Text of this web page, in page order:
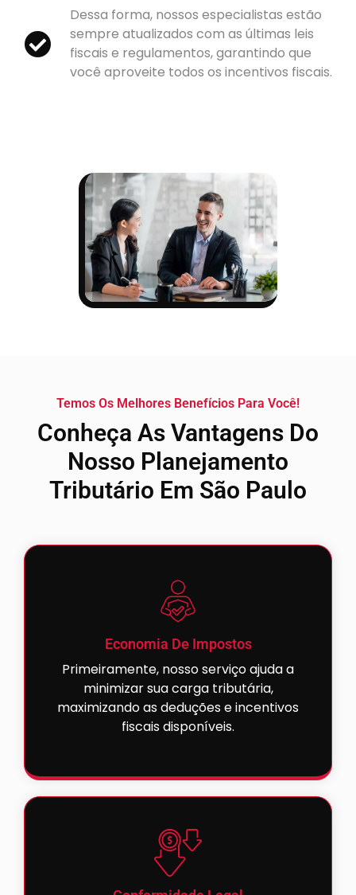
Dessa forma, nossos especialistas estão
sempre atualizados com as últimas leis
fiscais e regulamentos, garantindo que
você aproveite todos os incentivos fiscais.
Temos Os Melhores Benefícios Para Você!
Conheça As Vantagens Do
Nosso Planejamento
Tributário Em São Paulo
Economia De Impostos
Primeiramente, nosso serviço ajuda a
minimizar sua carga tributária,
maximizando as deduções e incentivos
fiscais disponíveis.